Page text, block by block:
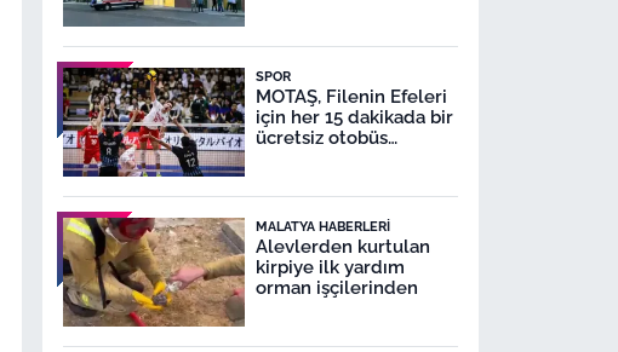
SPOR
MOTAŞ, Filenin Efeleri
için her 15 dakikada bir
ücretsiz otobüs
MALATYA HABERLERI
Alevlerden kurtulan
kirpiye ilk yardım
orman işçilerinden